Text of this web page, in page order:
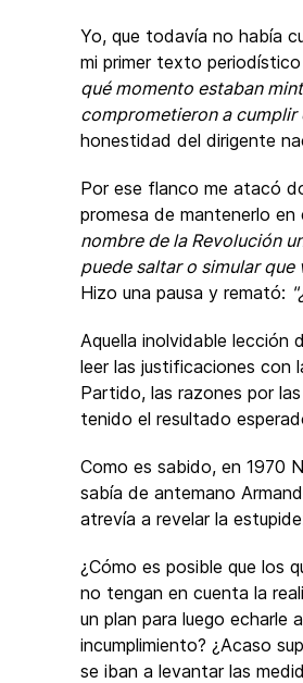
Yo, que todavía no había
mi primer texto
qué momento estaban
comprometieron a cumplir
honestidad del dirigente
Por ese flanco me atacó
promesa de mantenerlo en
nombre de la Revolución
puede saltar o simular que
Hizo una pausa y remató:
Aquella inolvidable lección
leer las justificaciones con
Partido, las razones por
tenido el resultado
Como es sabido, en 1970
sabía de antemano
atrevía a revelar la
¿Cómo es posible que los
no tengan en cuenta la
un plan para luego echarle
incumplimiento? ¿Acaso
se iban a levantar las